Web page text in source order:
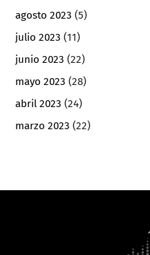
agosto 2023 (5)
julio 2023 (11)
junio 2023 (22)
mayo 2023 (28)
abril 2023 (24)
marzo 2023 (22)